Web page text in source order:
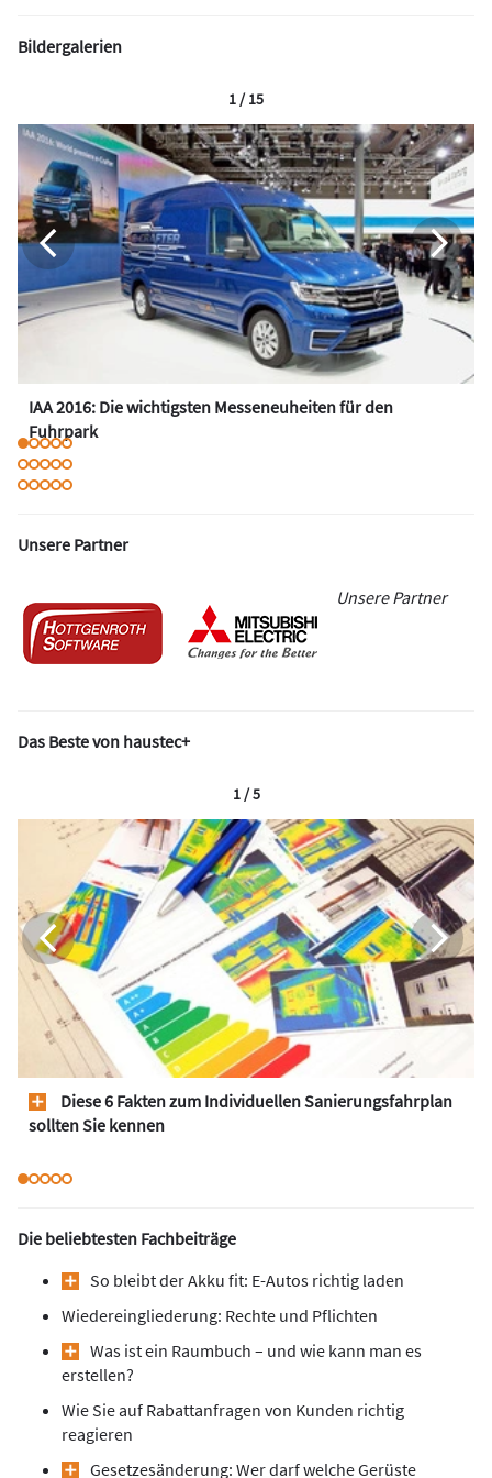
Bildergalerien
IAA 2016: Die wichtigsten Messeneuheiten für den
Fuhrpark
1 / 15
Unsere Partner
Unsere Partner
Das Beste von haustec+
Diese 6 Fakten zum Individuellen Sanierungsfahrplan
sollten Sie kennen
1 / 5
Die beliebtesten Fachbeiträge
So bleibt der Akku fit: E-Autos richtig laden
Wiedereingliederung: Rechte und Pflichten
Was ist ein Raumbuch – und wie kann man es
erstellen?
Wie Sie auf Rabattanfragen von Kunden richtig
reagieren
Gesetzesänderung: Wer darf welche Gerüste